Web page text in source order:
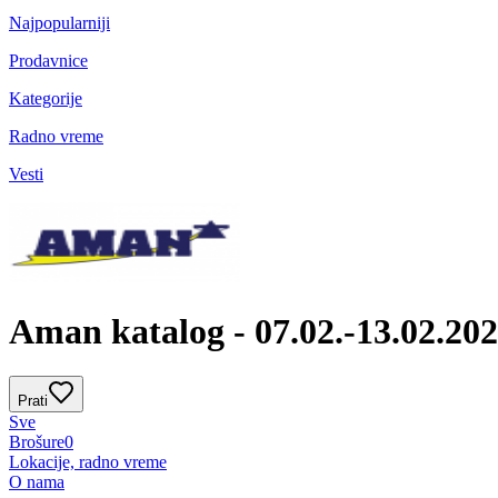
Najpopularniji
Prodavnice
Kategorije
Radno vreme
Vesti
Aman katalog - 07.02.-
Prati
Sve
Brošure0
Lokacije, radno vreme
O nama